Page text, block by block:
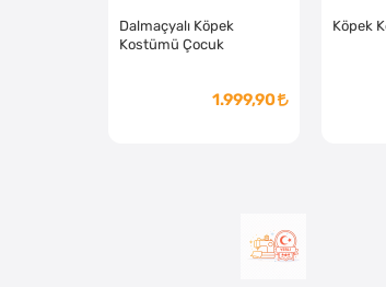
Dalmaçyalı Köpek
Kostümü Çocuk
1.999,90
Köpek